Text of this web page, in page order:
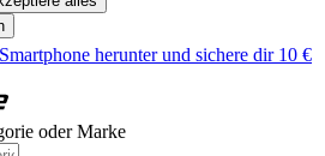
herunter und sichere dir 10 €
oder Marke